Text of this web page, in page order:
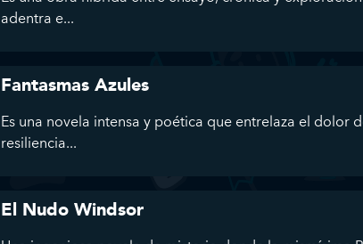
adentra e...
Fantasmas Azules
Es una novela intensa y poética que entrelaza el dolor
resiliencia...
El Nudo Windsor